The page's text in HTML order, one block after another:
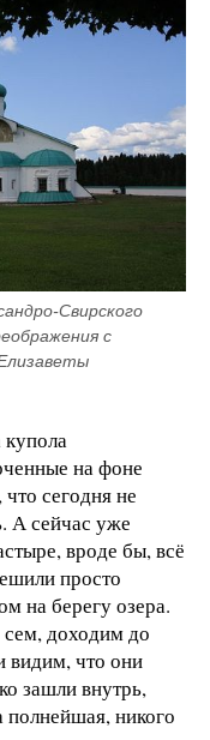
Свирского
с
на фоне
сегодня не
А сейчас уже
вроде бы, всё
просто
на берегу озера.
сем, доходим до
видим, что они
зашли внутрь,
никого